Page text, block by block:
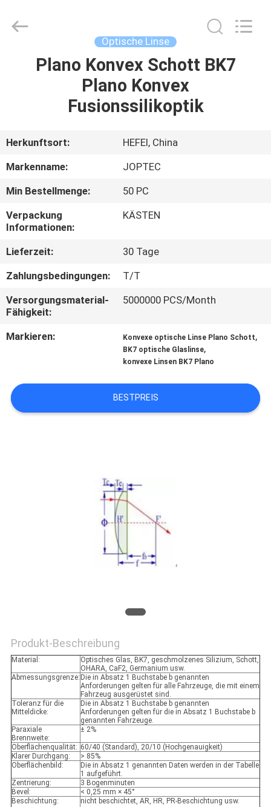
HAUS
PRODUKTE
ÜBER
UNS
FABRIK-
AUSFLUG
QUALITÄTSKONTROLLE
TRETEN
SIE
MIT
IN
VERBINDUNG
Rights
Reserved.
Optische Linse
Plano Konvex Schott BK7
Plano Konvex
Fusionssilikoptik
Herkunftsort:
HEFEI, China
Markenname:
JOPTEC
Min Bestellmenge:
50 PC
Verpackung
Informationen:
KÄSTEN
Lieferzeit:
30 Tage
Zahlungsbedingungen:
T/T
Versorgungsmaterial-
Fähigkeit:
5000000 PCS/Month
Markieren: Konvexe optische Linse Plano Schott,
BK7 optische Glaslinse,
konvexe Linsen BK7 Plano
BESTPREIS
Produkt-Beschreibung
Material:
Optisches Glas, BK7, geschmolzenes Silizium, Schott,
OHARA, CaF2, Germanium usw.
Abmessungsgrenze: Die in Absatz 1 Buchstabe b genannten
Anforderungen gelten für alle Fahrzeuge, die mit einem
Fahrzeug ausgerüstet sind.
Toleranz für die
Mitteldicke:
Die in Absatz 1 Buchstabe b genannten
Anforderungen gelten für die in Absatz 1 Buchstabe b
genannten Fahrzeuge.
Paraxiale
Brennweite:
± 2%
Oberflächenqualität: 60/40 (Standard), 20/10 (Hochgenauigkeit)
Klarer Durchgang:
> 85%
Oberflächenbild:
Die in Absatz 1 genannten Daten werden in der Tabelle
1 aufgeführt.
Zentrierung:
3 Bogenminuten
Bevel:
< 0,25 mm × 45°
Beschichtung:
nicht beschichtet, AR, HR, PR-Beschichtung usw.